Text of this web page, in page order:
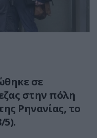
σε
στην πόλη
Ρηνανίας, το
5).